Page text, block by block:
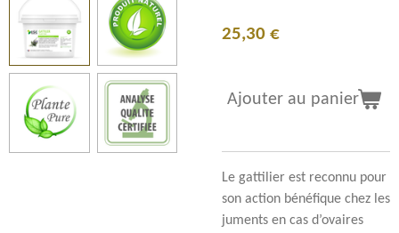
25,30 €
Ajouter au panier
Le gattilier est reconnu pour
son action bénéfique chez les
juments en cas d’ovaires